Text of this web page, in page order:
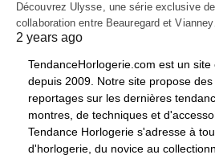
Découvrez Ulysse, une série exclusive
collaboration entre Beauregard et
2 years ago
TendanceHorlogerie.com est un
depuis 2009. Notre site propose
reportages sur les dernières
montres, de techniques et
Tendance Horlogerie s'adresse à
d'horlogerie, du novice au